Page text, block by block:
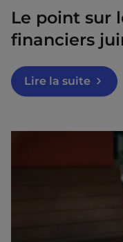
Le point sur
financiers
Lire la suite